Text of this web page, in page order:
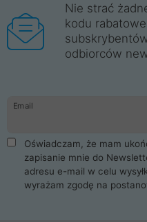
Nie strać
kodu
odbiorców
Email
Oświadczam, że mam
zapisanie mnie do
adresu e-mail w celu
wyrażam zgodę na